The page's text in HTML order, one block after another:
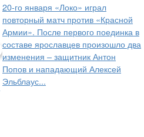
20-го января «Локо» играл
повторный матч против «Красной
Армии». После первого поединка в
составе ярославцев произошло два
изменения – защитник Антон
Попов и нападающий Алексей
Эльблаус...